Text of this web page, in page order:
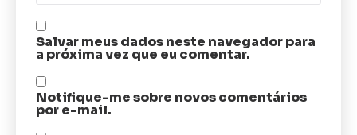
Salvar meus dados neste navegador para
a próxima vez que eu comentar.
Notifique-me sobre novos comentários
por e-mail.